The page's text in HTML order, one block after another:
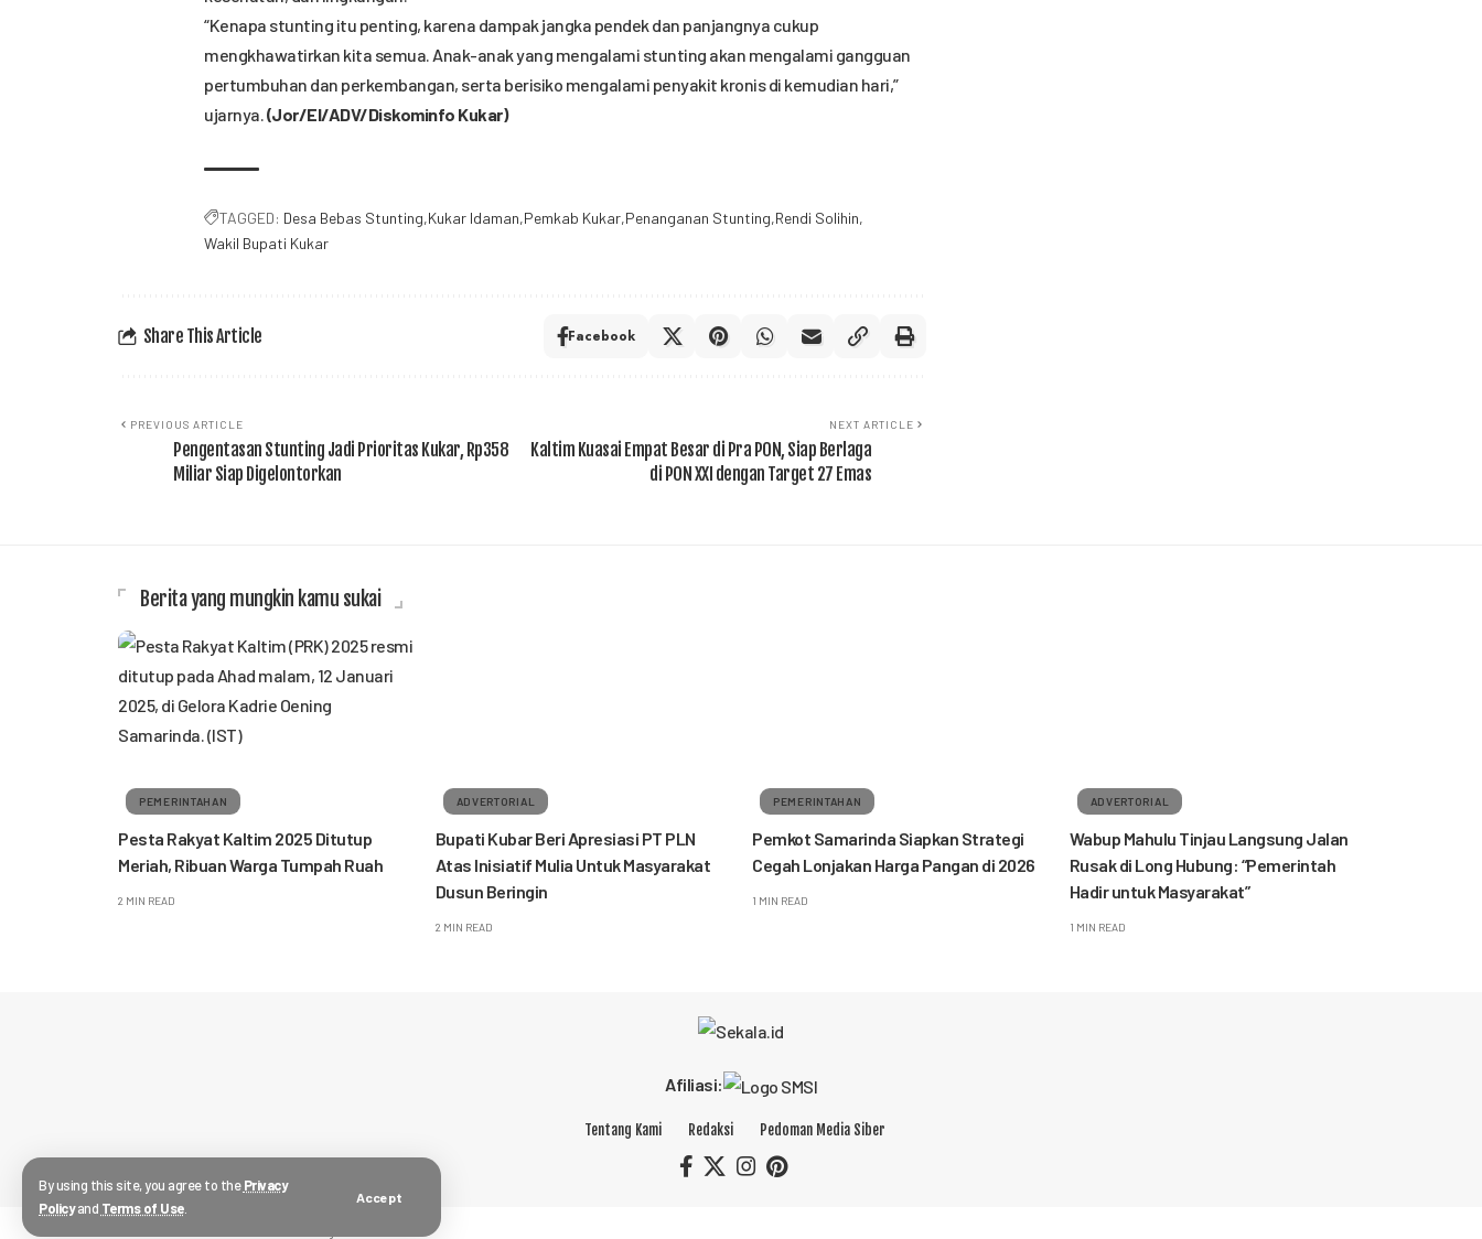
By using this site, you agree to thePrivacy
Policyand Terms of Use.
Accept
“Kenapa stunting itu penting, karena dampak jangka pendek dan panjangnya cukup
mengkhawatirkan kita semua. Anak-anak yang mengalami stunting akan mengalami gangguan
pertumbuhan dan perkembangan, serta berisiko mengalami penyakit kronis di kemudian hari,”
ujarnya.(Jor/El/ADV/Diskominfo Kukar)
TAGGED: Desa Bebas Stunting Kukar Idaman Pemkab Kukar Penanganan Stunting Rendi Solihin
Wakil Bupati Kukar
Share This Article Facebook
PREVIOUS ARTICLE
Pengentasan Stunting Jadi Prioritas Kukar, Rp358
Miliar Siap Digelontorkan
NEXT ARTICLE
Kaltim Kuasai Empat Besar di Pra PON, Siap Berlaga
di PON XXI dengan Target 27 Emas
Berita yang mungkin kamu sukai
PEMERINTAHAN
Pesta Rakyat Kaltim 2025 Ditutup
Meriah, Ribuan Warga Tumpah Ruah
2 MIN READ
ADVERTORIAL
Bupati Kubar Beri Apresiasi PT PLN
Atas Inisiatif Mulia Untuk Masyarakat
Dusun Beringin
2 MIN READ
PEMERINTAHAN
Pemkot Samarinda Siapkan Strategi
Cegah Lonjakan Harga Pangan di 2026
1 MIN READ
ADVERTORIAL
Wabup Mahulu Tinjau Langsung Jalan
Rusak di Long Hubung: “Pemerintah
Hadir untuk Masyarakat”
1 MIN READ
Afiliasi:
Tentang Kami Redaksi Pedoman Media Siber